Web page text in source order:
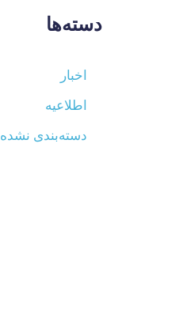
دسته‌ها
اخبار
اطلاعیه
دسته‌بندی نشده